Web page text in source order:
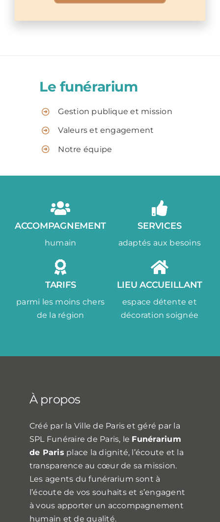
Le funérarium
Gestion publique et mission
Valeurs et engagement
Notre équipe
TARIFS
parmi les moins chers
de la région
SERVICES
adaptés aux besoins
ACCOMPAGNEMENT
humain
LIEU ACCUEILLANT
espace détente et
décoration soignée
À propos
Créé par la Ville de Paris et géré par la
SPL Funéraire de Paris, le Funérarium
de Paris place la dignité, l’écoute et la
transparence au cœur de sa mission.
Les agents du funérarium sont à
l’écoute de vos souhaits et s’engagent
à vous apporter un accompagnement
humain et de qualité.